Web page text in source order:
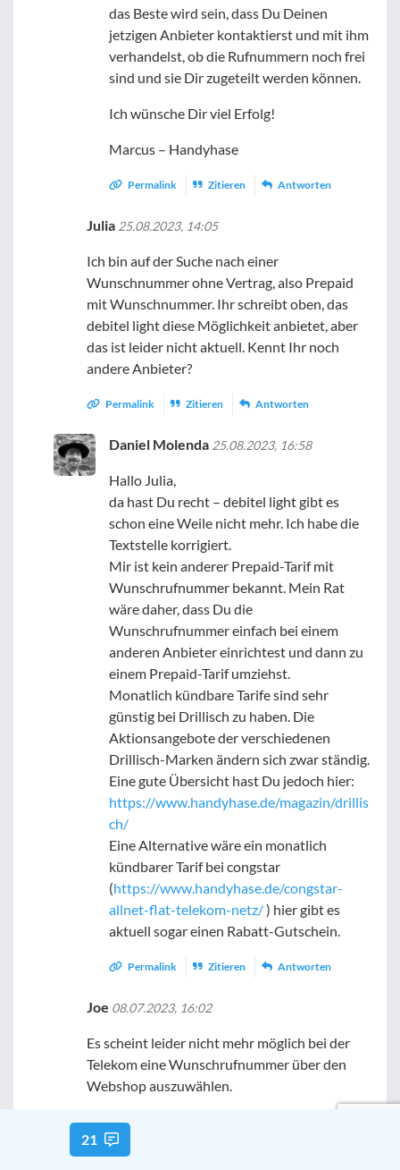
das Beste wird sein, dass Du Deinen
jetzigen Anbieter kontaktierst und mit ihm
verhandelst, ob die Rufnummern noch frei
sind und sie Dir zugeteilt werden können.
Ich wünsche Dir viel Erfolg!
Marcus – Handyhase
Permalink Zitieren Antworten
Julia 25.08.2023, 14:05
Ich bin auf der Suche nach einer
Wunschnummer ohne Vertrag, also Prepaid
mit Wunschnummer. Ihr schreibt oben, das
debitel light diese Möglichkeit anbietet, aber
das ist leider nicht aktuell. Kennt Ihr noch
andere Anbieter?
Permalink Zitieren Antworten
Daniel Molenda 25.08.2023, 16:58
Hallo Julia,
da hast Du recht – debitel light gibt es
schon eine Weile nicht mehr. Ich habe die
Textstelle korrigiert.
Mir ist kein anderer Prepaid-Tarif mit
Wunschrufnummer bekannt. Mein Rat
wäre daher, dass Du die
Wunschrufnummer einfach bei einem
anderen Anbieter einrichtest und dann zu
einem Prepaid-Tarif umziehst.
Monatlich kündbare Tarife sind sehr
günstig bei Drillisch zu haben. Die
Aktionsangebote der verschiedenen
Drillisch-Marken ändern sich zwar ständig.
Eine gute Übersicht hast Du jedoch hier:
https://www.handyhase.de/magazin/drillis
ch/
Eine Alternative wäre ein monatlich
kündbarer Tarif bei congstar
(https://www.handyhase.de/congstar-
allnet-flat-telekom-netz/) hier gibt es
aktuell sogar einen Rabatt-Gutschein.
Permalink Zitieren Antworten
Joe 08.07.2023, 16:02
Es scheint leider nicht mehr möglich bei der
Telekom eine Wunschrufnummer über den
Webshop auszuwählen.
Permalink
Marcus
21